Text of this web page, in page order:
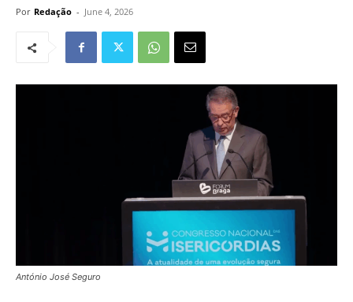
Por Redação - June 4, 2026
António José Seguro